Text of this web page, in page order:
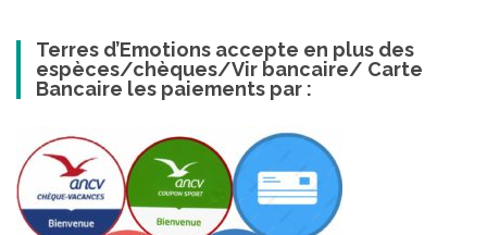
Terres d’Emotions accepte en plus des
espèces/chèques/Vir bancaire/ Carte
Bancaire les paiements par :